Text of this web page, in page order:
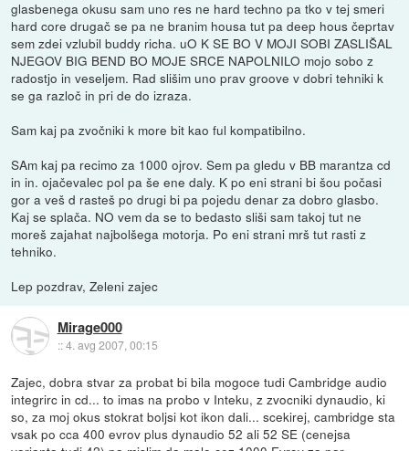
glasbenega okusu sam uno res ne hard techno pa tko v tej smeri
hard core drugač se pa ne branim housa tut pa deep hous čeprtav
sem zdei vzlubil buddy richa. uO K SE BO V MOJI SOBI ZASLIŠAL
NJEGOV BIG BEND BO MOJE SRCE NAPOLNILO mojo sobo z
radostjo in veseljem. Rad slišim uno prav groove v dobri tehniki k
se ga razloč in pri de do izraza.
Sam kaj pa zvočniki k more bit kao ful kompatibilno.
SAm kaj pa recimo za 1000 ojrov. Sem pa gledu v BB marantza cd
in in. ojačevalec pol pa še ene daly. K po eni strani bi šou počasi
gor a veš d rasteš po drugi bi pa pojedu denar za dobro glasbo.
Kaj se splača. NO vem da se to bedasto sliši sam takoj tut ne
moreš zajahat najbolšega motorja. Po eni strani mrš tut rasti z
tehniko.
Lep pozdrav, Zeleni zajec
Mirage000
::4. avg 2007, 00:15
Zajec, dobra stvar za probat bi bila mogoce tudi Cambridge audio
integrirc in cd... to imas na probo v Inteku, z zvocniki dynaudio, ki
so, za moj okus stokrat boljsi kot ikon dali... scekirej, cambridge sta
vsak po cca 400 evrov plus dynaudio 52 ali 52 SE (cenejsa